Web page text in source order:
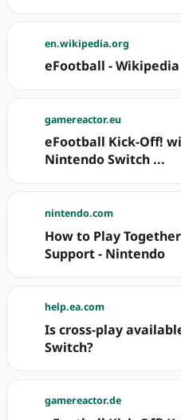
en.wikipedia.org
eFootball - Wikipedia
gamereactor.eu
eFootball Kick-Off!
Nintendo Switch ...
nintendo.com
How to Play
Support - Nintendo
help.ea.com
Is cross-play
Switch?
gamereactor.de